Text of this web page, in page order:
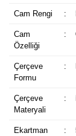
Cam Rengi :
Cam
Özelliği
:
Çerçeve
Formu
:
Çerçeve
Materyali
:
Ekartman :